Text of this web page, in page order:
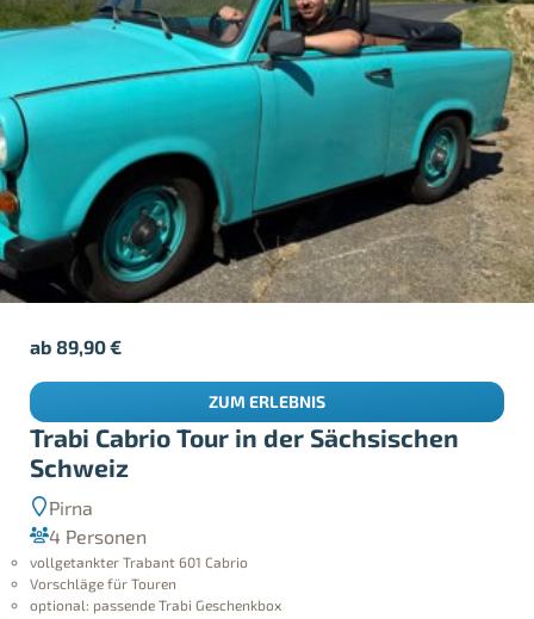
Trabi Cabrio Tour in der Sächsischen
Schweiz
Pirna
4 Personen
vollgetankter Trabant 601 Cabrio
Vorschläge für Touren
optional: passende Trabi Geschenkbox
ab89,90€
ZUM ERLEBNIS